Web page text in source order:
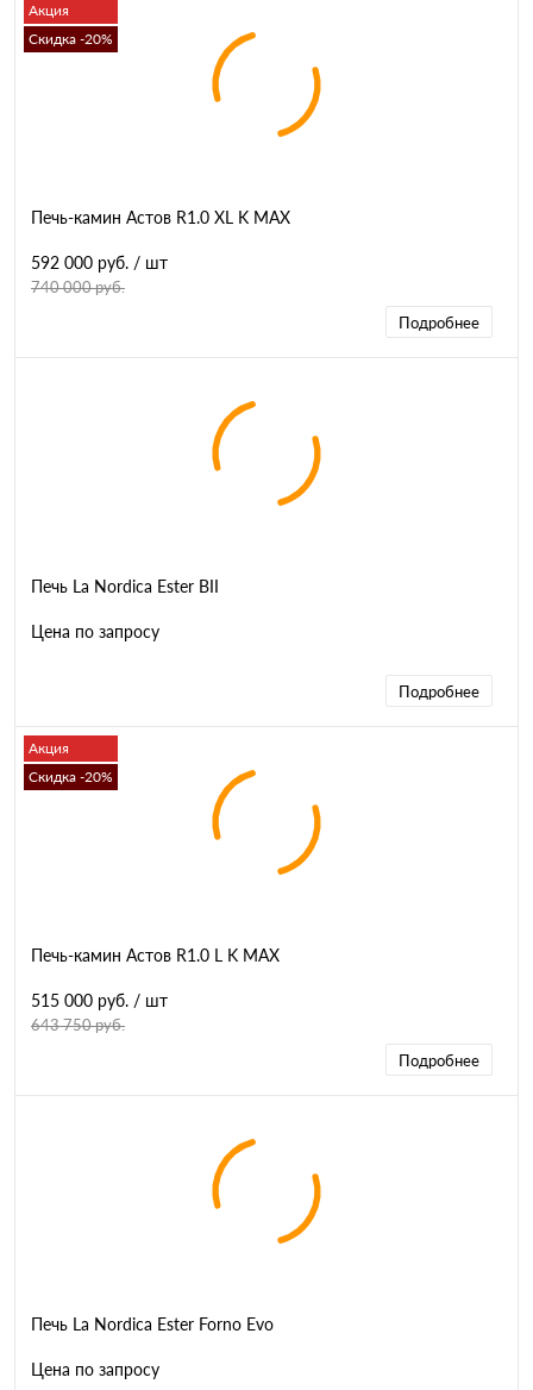
Акция
Скидка -20%
Печь-камин Астов R1.0 XL K MAX
592 000 руб. / шт
740 000 руб.
Подробнее
Печь La Nordica Ester BII
Цена по запросу
Подробнее
Акция
Скидка -20%
Печь-камин Астов R1.0 L K MAX
515 000 руб. / шт
643 750 руб.
Подробнее
Печь La Nordica Ester Forno Evo
Цена по запросу